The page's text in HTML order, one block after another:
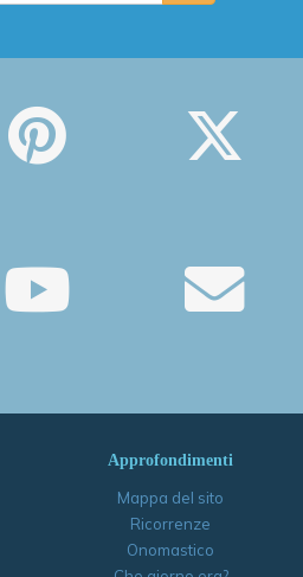
Approfondimenti
Mappa del sito
Ricorrenze
Onomastico